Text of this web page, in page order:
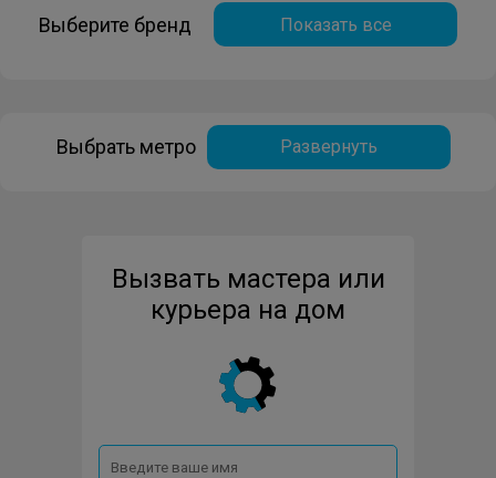
Выберите бренд Показать все
Выбрать метро Развернуть
Вызвать мастера или
курьера на дом